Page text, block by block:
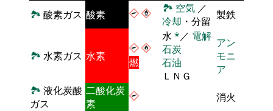
🏞 酸素ガス 酸素 🏞 空気 ／
冷却 ・分留 製鉄
🏞 水素ガス 水素 燃
水 *／ 電解
石炭
石油
ＬＮＧ
アン
モニ
ア
🏞 液化炭酸
ガス
二酸化炭
素
消火